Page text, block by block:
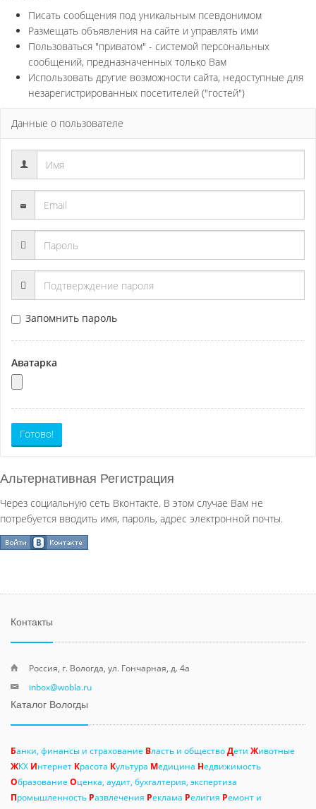
Писать сообщения под уникальным псевдонимом
Размещать объявления на сайте и управлять ими
Пользоваться "приватом" - системой персональных
сообщений, предназначенных только Вам
Использовать другие возможности сайта, недоступные для
незарегистрированных посетителей ("гостей")
Данные о пользователе
Запомнить пароль
Аватарка
Готово!
Альтернативная Регистрация
Через социальную сеть Вконтакте. В этом случае Вам не
потребуется вводить имя, пароль, адрес электронной почты.
Контакты
Россия, г. Вологда, ул. Гончарная, д. 4а
inbox@wobla.ru
Каталог Вологды
Банки, финансы и страхование Власть и обществоДети Животные
ЖКХ Интернет Красота Культура Медицина Недвижимость
Образование Оценка, аудит, бухгалтерия, экспертиза
Промышленность Развлечения Реклама Религия Ремонт и